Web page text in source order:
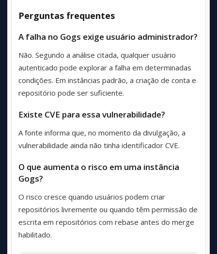
Perguntas frequentes
A falha no Gogs exige usuário administrador?
Não. Segundo a análise citada, qualquer usuário
autenticado pode explorar a falha em determinadas
condições. Em instâncias padrão, a criação de conta e
repositório pode ser suficiente.
Existe CVE para essa vulnerabilidade?
A fonte informa que, no momento da divulgação, a
vulnerabilidade ainda não tinha identificador CVE.
O que aumenta o risco em uma instância
Gogs?
O risco cresce quando usuários podem criar
repositórios livremente ou quando têm permissão de
escrita em repositórios com rebase antes do merge
habilitado.